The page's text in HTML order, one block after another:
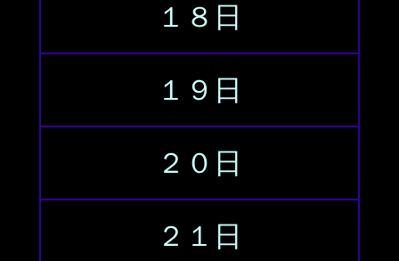
１８日
１９日
２０日
２１日